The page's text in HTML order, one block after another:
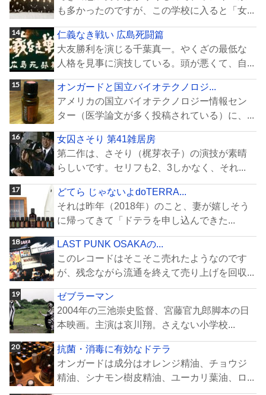
も多かったのですが、この学校に入ると「女...
仁義なき戦い 広島死闘篇
大友勝利を演じる千葉真一。やくざの最低な
人格を見事に演技している。頭が悪くて、自...
オンガードと国立バイオテクノロジ...
アメリカの国立バイオテクノロジー情報セン
ター（医学論文が多く投稿されている）に、...
女囚さそり 第41雑居房
第二作は、さそり（梶芽衣子）の演技が素晴
らしいです。セリフも2、3しかなく、それ...
どてら じゃないよdoTERRA...
それは昨年（2018年）のこと、妻が嬉しそう
に帰ってきて「ドテラを申し込んできた...
LAST PUNK OSAKAの...
このレコードはそこそこ売れたようなのです
が、残念ながら流通を終えて売り上げを回収...
ゼブラーマン
2004年の三池崇史監督、宮藤官九郎脚本の日
本映画。主演は哀川翔。さえない小学校...
抗菌・消毒に有効なドテラ
オンガードは成分はオレンジ精油、チョウジ
精油、シナモン樹皮精油、ユーカリ葉油、ロ...